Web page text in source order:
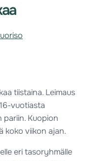
tiistaina. Leimaus
-vuotiasta
pariin. Kuopion
koko viikon ajan.
eri tasoryhmälle